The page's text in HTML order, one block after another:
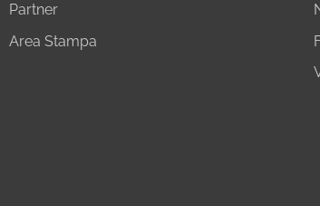
Partner
Area Stampa